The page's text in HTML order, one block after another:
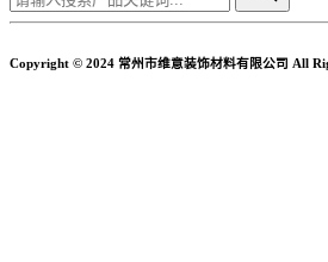
Copyright © 2024 常州市维意装饰材料有限公司 All